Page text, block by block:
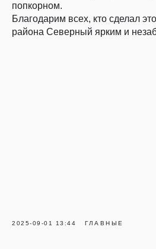
попкорном.
Благодарим всех, кто сделал
района Северный ярким и
2025-09-01 13:44 ГЛАВНЫЕ